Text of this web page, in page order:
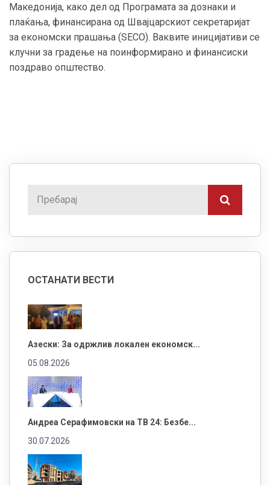
Македонија, како дел од Програмата за дознаки и
плаќања, финансирана од Швајцарскиот секретаријат
за економски прашања (SECO). Ваквите иницијативи се
клучни за градење на поинформирано и финансиски
поздраво општество.
ОСТАНАТИ ВЕСТИ
Азески: За одржлив локален економск...
05.08.2026
Андреа Серафимовски на ТВ 24: Безбе...
30.07.2026